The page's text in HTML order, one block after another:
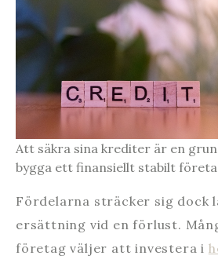
Att säkra sina krediter är en
bygga ett finansiellt stabilt
Fördelarna sträcker sig dock
ersättning vid en förlust.
företag väljer att investera i